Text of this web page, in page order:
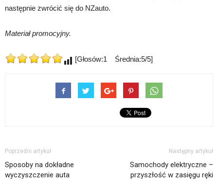
następnie zwrócić się do NZauto.
Materiał promocyjny.
[Głosów:1 Średnia:5/5]
Poprzedni artykuł
Sposoby na dokładne
wyczyszczenie auta
Następny artykuł
Samochody elektryczne –
przyszłość w zasięgu ręki